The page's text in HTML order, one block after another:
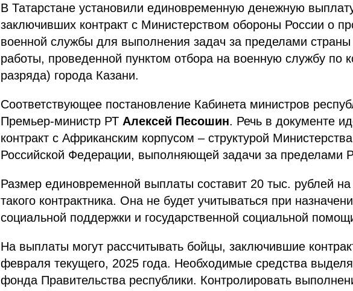
В Татарстане установили единовременную денежную
заключивших контракт с Министерством обороны России о
военной службы для выполнения задач за пределами страны
работы, проведенной пунктом отбора на военную службу по
разряда) города Казани.
Соответствующее постановление Кабинета министров
Премьер-министр РТ Алексей Песошин. Речь в документе
контракт с Африканским корпусом – структурой
Российской Федерации, выполняющей задачи за пределами
Размер единовременной выплаты составит 20 тыс. рублей на
такого контрактника. Она не будет учитываться при
социальной поддержки и государственной социальной
На выплаты могут рассчитывать бойцы, заключившие
февраля текущего, 2025 года. Необходимые средства
фонда Правительства республики. Контролировать